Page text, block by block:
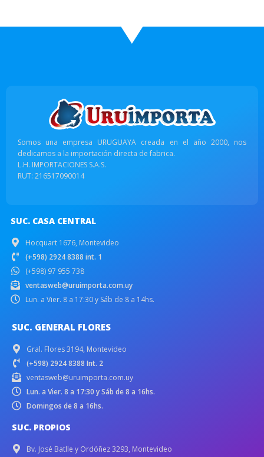
Somos una empresa URUGUAYA creada en el año 2000, nos
dedicamos a la importación directa de fabrica.
L.H. IMPORTACIONES S.A.S.
RUT: 216517090014
SUC. CASA CENTRAL
Hocquart 1676, Montevideo
(+598) 2924 8388 int. 1
(+598) 97 955 738
ventasweb@uruimporta.com.uy
Lun. a Vier. 8 a 17:30 y Sáb de 8 a 14hs.
SUC. GENERAL FLORES
Gral. Flores 3194, Montevideo
(+598) 2924 8388 Int. 2
ventasweb@uruimporta.com.uy
Lun. a Vier. 8 a 17:30 y Sáb de 8 a 16hs.
Domingos de 8 a 16hs.
SUC. PROPIOS
Bv. José Batlle y Ordóñez 3293, Montevideo